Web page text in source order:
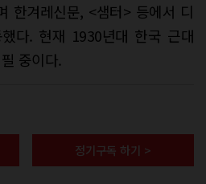
한겨레신문, <샘터> 등에서 디
다. 현재 1930년대 한국 근대
중이다.
정기구독 하기 >